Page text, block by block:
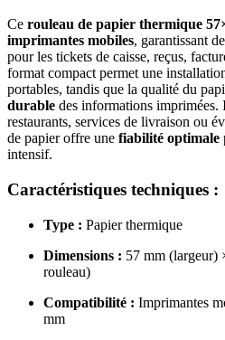
Ce rouleau de papier thermique
imprimantes mobiles, garantissant
pour les tickets de caisse, reçus,
format compact permet une
portables, tandis que la qualité du
durable des informations imprimées.
restaurants, services de livraison ou
de papier offre une fiabilité optimale
intensif.
Caractéristiques techniques :
Type : Papier thermique
Dimensions : 57 mm (largeur)
rouleau)
Compatibilité : Imprimantes
mm